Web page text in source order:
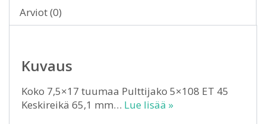
Arviot (0)
Kuvaus
Koko 7,5×17 tuumaa Pulttijako 5×108 ET 45
Keskireikä 65,1 mm… Lue lisää »